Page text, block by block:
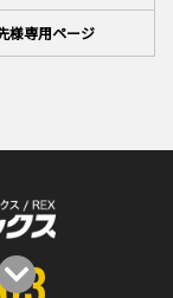
様専用ページ